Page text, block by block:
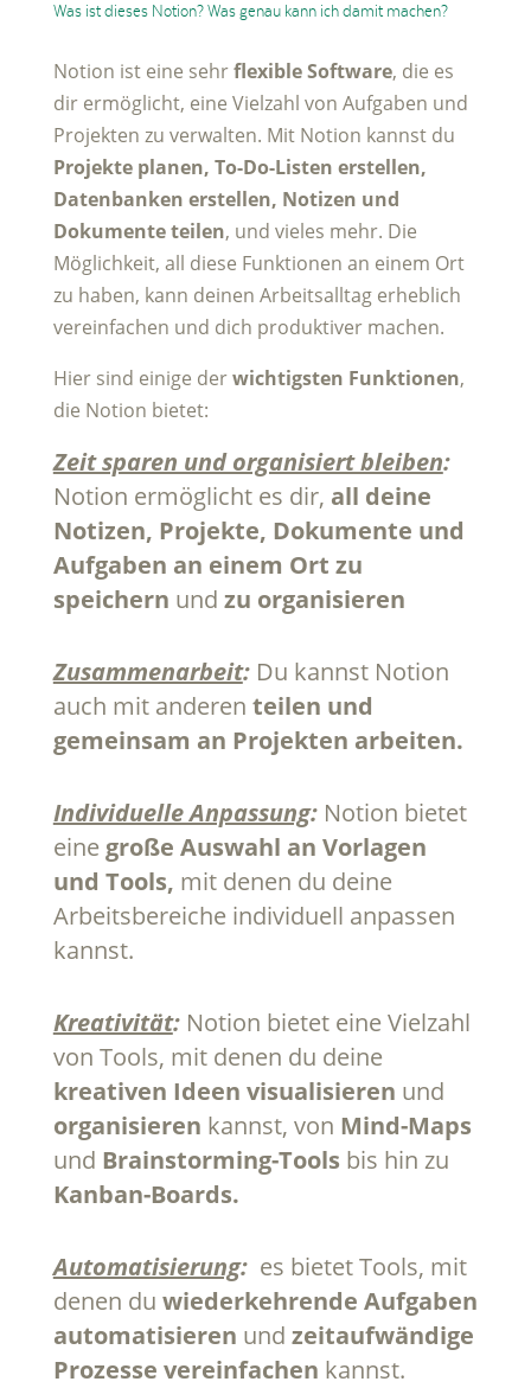
Was ist dieses Notion? Was genau kann ich damit machen?
Notion ist eine sehrflexible Software, die es
dir ermöglicht, eine Vielzahl von Aufgaben und
Projekten zu verwalten. Mit Notion kannst du
Projekte planen, To-Do-Listen erstellen,
Datenbanken erstellen, Notizen und
Dokumente teilen, und vieles mehr. Die
Möglichkeit, all diese Funktionen an einem Ort
zu haben, kann deinen Arbeitsalltag erheblich
vereinfachen und dich produktiver machen.
Hier sind einige derwichtigsten Funktionen,
die Notion bietet:
Zeit sparen und organisiert bleiben:
Notion ermöglicht es dir, all deine
Notizen, Projekte, Dokumente und
Aufgaben an einem Ort zu
speichern und zu organisieren
Zusammenarbeit:Du kannst Notion
auch mit anderen teilen und
gemeinsam an Projekten arbeiten.
Individuelle Anpassung:Notion bietet
eine große Auswahl an Vorlagen
und Tools, mit denen du deine
Arbeitsbereiche individuell anpassen
kannst.
Kreativität:Notion bietet eine Vielzahl
von Tools, mit denen du deine
kreativen Ideen visualisieren und
organisieren kannst, von Mind-Maps
und Brainstorming-Tools bis hin zu
Kanban-Boards.
Automatisierung:es bietet Tools, mit
denen du wiederkehrende Aufgaben
automatisieren und zeitaufwändige
Prozesse vereinfachen kannst.